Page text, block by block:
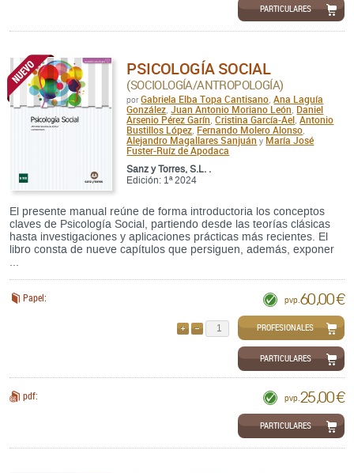
PARTICULARES
PSICOLOGÍA SOCIAL
(SOCIOLOGÍA/ANTROPOLOGÍA)
porGabriela Elba Topa Cantisano ,Ana Laguía
González ,Juan Antonio Moriano León Daniel
Arsenio Pérez Garín
,Cristina García-Ael ,Antonio
Bustillos López Fernando Molero Alonso
Alejandro Magallares Sanjuán y María José
Fuster-Ruíz de Apodaca
Sanz y Torres, S.L. .
Edición: 1ª 2024
El presente manual reúne de forma introductoria los conceptos
claves de Psicología Social, partiendo desde las teorías clásicas
hasta investigaciones y aplicaciones prácticas más recientes. El
libro consta de nueve capítulos que persiguen, además, exponer
Papel: pvp. 60,00 €
QUITARPROFESIONALES
PARTICULARES
pdf: pvp. 25,00 €
PARTICULARES